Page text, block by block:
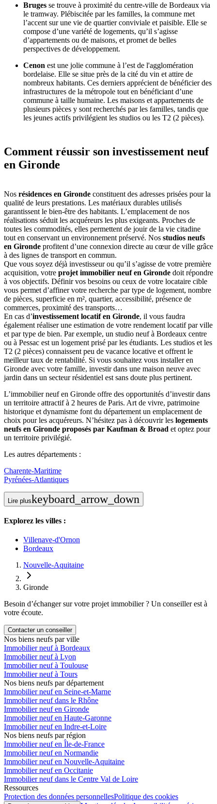
Bruges se trouve à proximité du centre-ville de Bordeaux via
le tramway. Plébiscitée par les familles, la commune met
l’accent sur une vie de quartier conviviale et paisible. Elle se
compose d’une variété de logements, qu’il s’agisse
d’appartements ou de maisons, et promet de belles
perspectives de développement.
Cenon est une jolie commune à l’est de l'agglomération
bordelaise. Elle se situe près de la cité du vin et attire de
nombreux habitants. Ces derniers apprécient de bénéficier des
infrastructures de la métropole tout en bénéficiant d’une
commune à taille humaine. Les maisons et appartements de
plusieurs pièces y sont recherchés par les familles, tandis que
les jeunes actifs privilégient les studios ou les T2 (2 pièces).
Comment réussir son investissement neuf
en Gironde
Nos résidences en Gironde constituent des adresses prisées pour la
qualité de leurs prestations. Les matériaux durables utilisés
garantissent le bien-être des habitants. L’emplacement de nos
réalisations séduit les acquéreurs les plus exigeants. Proches de
toutes les commodités, elles permettent de jouir de la vie citadine
tout en conservant un environnement préservé. Nos studios neufs
en Gironde profitent d’une connexion directe au cœur de ville grâce
à des lignes de transport en commun.
Que vous soyez déjà investisseur ou qu’il s’agisse de votre première
acquisition, votre projet immobilier neuf en Gironde doit répondre
à vos objectifs. Définir vos besoins ou ceux de votre locataire cible
vous permet d’affiner votre recherche par type de logement, nombre
de pièces, superficie en m², quartier, accessibilité, présence de
commerces, proximité des transports…
En cas d’investissement locatif en Gironde, il vous faudra
également réaliser une estimation de votre rendement locatif par ville
et par type de bien. Par exemple, un studio neuf à Bordeaux centre
ou à Pessac est un logement prisé par les étudiants. Les studios et les
T2 (2 pièces) connaissent peu de vacance locative et offrent le
meilleur taux de rentabilité. Si vous souhaitez vous installer en
Gironde avec votre famille, investir dans une maison neuve avec
jardin dans un secteur résidentiel est sans doute plus pertinent.
L’immobilier neuf en Gironde offre des opportunités d’investir dans
un territoire attractif à 2 heures de Paris. Art de vivre, patrimoine
historique et dynamisme font du département un emplacement de
choix pour les acquéreurs. N’hésitez pas à découvrir les logements
neufs en Gironde proposés par Kaufman & Broad et optez pour
un territoire privilégié.
Les autres départements :
Charente-Maritime
Pyrénées-Atlantiques
Lire pluskeyboard_arrow_down
Explorez les villes :
Villenave-d'Ornon
Bordeaux
Nouvelle-Aquitaine
Gironde
Besoin d’échanger sur votre projet immobilier ? Un conseiller est à
votre écoute.
Contacter un conseiller
Nos biens neufs par ville
Immobilier neuf à Bordeaux
Immobilier neuf à Lyon
Immobilier neuf à Toulouse
Immobilier neuf à Tours
Nos biens neufs par département
Immobilier neuf en Seine-et-Marne
Immobilier neuf dans le Rhône
Immobilier neuf en Gironde
Immobilier neuf en Haute-Garonne
Immobilier neuf en Indre-et-Loire
Nos biens neufs par région
Immobilier neuf en Île-de-France
Immobilier neuf en Normandie
Immobilier neuf en Nouvelle-Aquitaine
Immobilier neuf en Occitanie
Immobilier neuf dans le Centre Val de Loire
Ressources
Protection des données personnellesPolitique des cookies